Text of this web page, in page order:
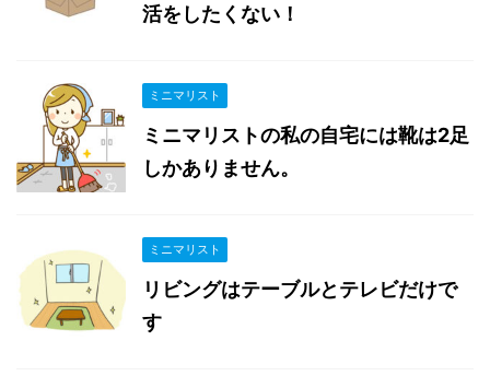
活をしたくない！
ミニマリスト
ミニマリストの私の自宅には靴は2足
しかありません。
ミニマリスト
リビングはテーブルとテレビだけで
す